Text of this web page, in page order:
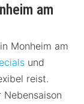
am
Monheim am
und
reist.